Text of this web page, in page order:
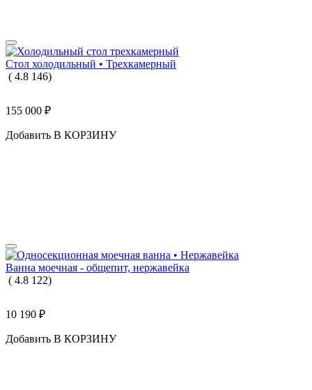
Стол холодильный • Трехкамерный
( 4.8 146)
155 000 ₽
Добавить В КОРЗИНУ
Ванна моечная - общепит, нержавейка
( 4.8 122)
10 190 ₽
Добавить В КОРЗИНУ